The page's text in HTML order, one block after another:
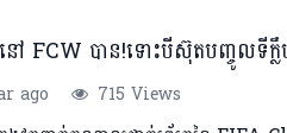
FCW បាន!ទោះបីស៊ុតបញ្ចូលទីក្លឹ
ago 715 Views